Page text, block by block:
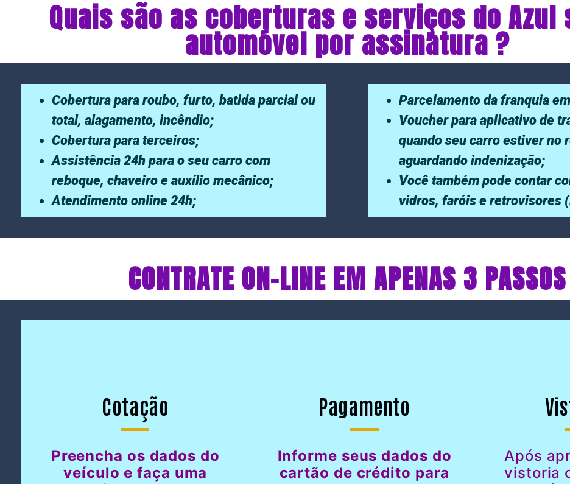
Quais são as coberturas e serviços do Azul
automóvel por assinatura ?
Cobertura para roubo, furto, batida parcial ou
total, alagamento, incêndio;
Cobertura para terceiros;
Assistência 24h para o seu carro com
reboque, chaveiro e auxílio mecânico;
Atendimento online 24h;
Parcelamento da franquia
Voucher para aplicativo de
quando seu carro estiver no
aguardando indenização;
Você também pode contar
vidros, faróis e retrovisores
CONTRATE ON-LINE EM APENAS 3 PASSOS
Cotação
Preencha os dados do
veículo e faça uma
Pagamento
Informe seus dados do
cartão de crédito para
Após
vistoria